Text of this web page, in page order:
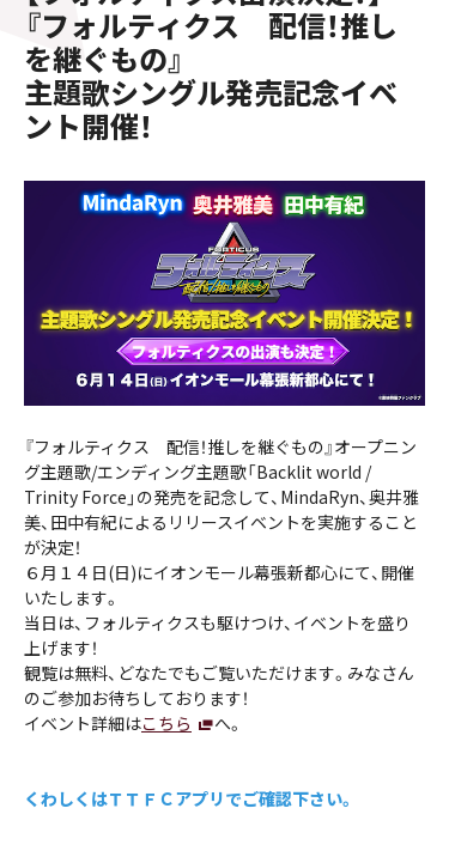
『フォルティクス 配信！推し
を継ぐもの』
主題歌シングル発売記念イベ
ント開催！
『フォルティクス 配信！推しを継ぐもの』オープニン
グ主題歌/エンディング主題歌「Backlit world /
Trinity Force」の発売を記念して、MindaRyn、奥井雅
美、田中有紀によるリリースイベントを実施すること
が決定！
６月１４日(日)にイオンモール幕張新都心にて、開催
いたします。
当日は、フォルティクスも駆けつけ、イベントを盛り
上げます！
観覧は無料、どなたでもご覧いただけます。みなさん
のご参加お待ちしております！
イベント詳細はこちら へ。
くわしくはＴＴＦＣアプリでご確認下さい。